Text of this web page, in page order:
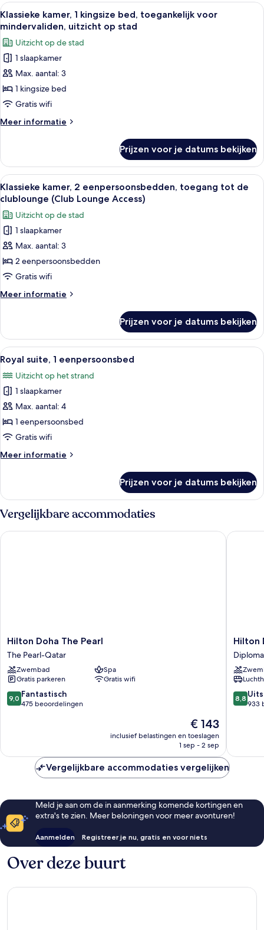
kingsize
bed,
op
stad
Alle
foto's
voor
Klassieke
kamer,
1
kingsize
bed,
toegankelijk
voor
uitzicht
op
stad
laden
Een hotelkamer met een groot bed,
14
Klassieke kamer, 1 kingsize bed, toegankelijk voor
mindervaliden, uitzicht op stad
Uitzicht op de stad
1 slaapkamer
Max. aantal: 3
1 kingsize bed
Gratis wifi
Meer informatie
Meer
kamer,
kingsize
bed,
toegankelijk
voor
mindervaliden,
uitzicht
op
stad
Prijzen voor je datums bekijken
Alle
foto's
voor
Klassieke
kamer,
2
eenpersoonsbedden,
toegang
tot
de
(Club
Lounge
Access)
laden
Luxe beddengoed, donzen
11
Klassieke kamer, 2 eenpersoonsbedden, toegang tot de
clublounge (Club Lounge Access)
Uitzicht op de stad
1 slaapkamer
Max. aantal: 3
2 eenpersoonsbedden
Gratis wifi
Meer informatie
Meer
kamer,
eenpersoonsbedden,
toegang
tot
de
(Club
Lounge
Access)
Prijzen voor je datums bekijken
Alle
foto's
voor
Royal
suite,
1
eenpersoonsbed
Een hotelkamer met een groot bed,
25
Royal suite, 1 eenpersoonsbed
Uitzicht op het strand
1 slaapkamer
Max. aantal: 4
1 eenpersoonsbed
Gratis wifi
Meer informatie
Meer
suite,
eenpersoonsbed
Prijzen voor je datums bekijken
Vergelijkbare accommodaties
Hilton
Doha
The
Pearl
The
Pearl-
Qatar
Hilton Doha The Pearl
The Pearl-Qatar
Zwembad
Spa
Gratis parkeren
Gratis wifi
9.0
van
9,0 Fantastisch
475 beoordelingen
De
prijs
is
€ 143
inclusief belastingen en toeslagen
1 sep - 2 sep
Hilton Doha The Pearl
Hilton
Doha
Hilton
8.8
van
8,8
933
Hilton
Vergelijkbare accommodaties vergelijken
Meld je aan om de in aanmerking komende kortingen en
extra's te zien. Meer beloningen voor meer avonturen!
Aanmelden Registreer je nu, gratis en voor niets
Over deze buurt